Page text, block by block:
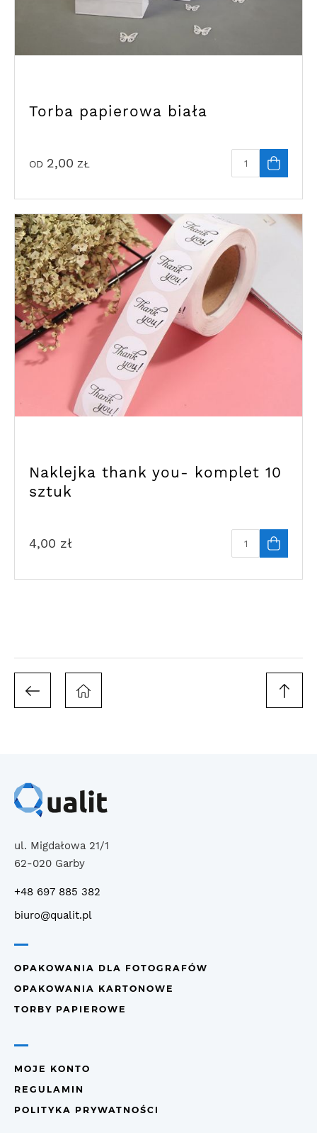
Torba papierowa biała
OD 2,00 ZŁ
Naklejka thank you- komplet 10
sztuk
4,00 zł
ul. Migdałowa 21/1
62-020 Garby
+48 697 885 382
biuro@qualit.pl
OPAKOWANIA DLA FOTOGRAFÓW
OPAKOWANIA KARTONOWE
TORBY PAPIEROWE
MOJE KONTO
REGULAMIN
POLITYKA PRYWATNOŚCI